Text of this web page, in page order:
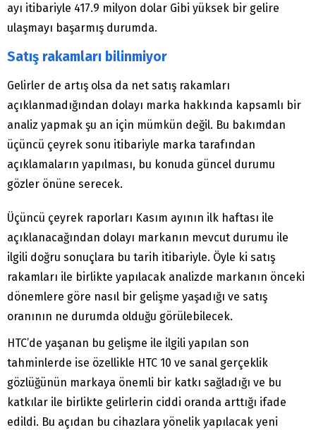
ayı itibariyle 417.9 milyon dolar Gibi yüksek bir gelire
ulaşmayı başarmış durumda.
Satış rakamları bilinmiyor
Gelirler de artış olsa da net satış rakamları
açıklanmadığından dolayı marka hakkında kapsamlı bir
analiz yapmak şu an için mümkün değil. Bu bakımdan
üçüncü çeyrek sonu itibariyle marka tarafından
açıklamaların yapılması, bu konuda güncel durumu
gözler önüne serecek.
Üçüncü çeyrek raporları Kasım ayının ilk haftası ile
açıklanacağından dolayı markanın mevcut durumu ile
ilgili doğru sonuçlara bu tarih itibariyle. Öyle ki satış
rakamları ile birlikte yapılacak analizde markanın önceki
dönemlere göre nasıl bir gelişme yaşadığı ve satış
oranının ne durumda olduğu görülebilecek.
HTC’de yaşanan bu gelişme ile ilgili yapılan son
tahminlerde ise özellikle HTC 10 ve sanal gerçeklik
gözlüğünün markaya önemli bir katkı sağladığı ve bu
katkılar ile birlikte gelirlerin ciddi oranda arttığı ifade
edildi. Bu açıdan bu cihazlara yönelik yapılacak yeni